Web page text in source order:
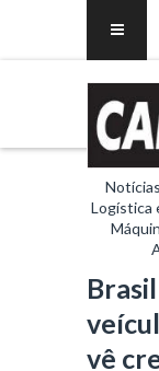
Logística
vê